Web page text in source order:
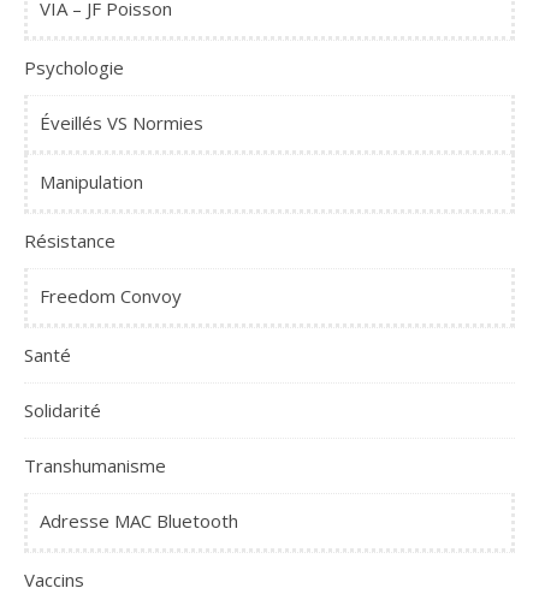
VIA – JF Poisson
Psychologie
Éveillés VS Normies
Manipulation
Résistance
Freedom Convoy
Santé
Solidarité
Transhumanisme
Adresse MAC Bluetooth
Vaccins